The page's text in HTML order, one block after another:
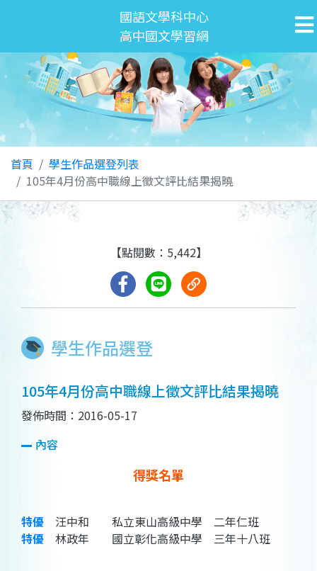
國語文學科中心
高中國文學習網
首頁
學生作品選登列表
105年4月份高中職線上徵文評比結果揭曉
學生作品選登
【點閱數：5,442】
105年4月份高中職線上徵文評比結果揭曉
發佈時間：2016-05-17
內容
得獎名單
特優 汪中和 私立東山高級中學 二年仁班
特優 林政年 國立彰化高級中學 三年十八班